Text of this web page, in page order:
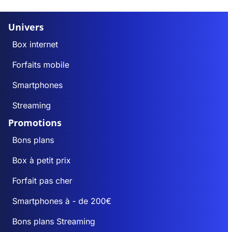
Univers
Box internet
Forfaits mobile
Smartphones
Streaming
Promotions
Bons plans
Box à petit prix
Forfait pas cher
Smartphones à - de 200€
Bons plans Streaming